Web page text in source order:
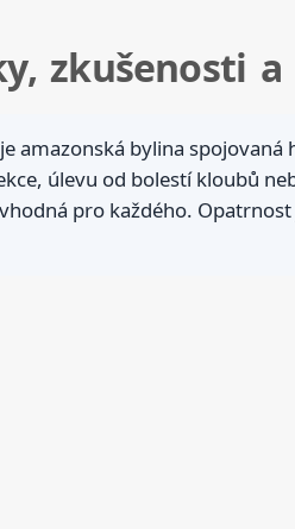
zkušenosti
amazonská bylina
úlevu od bolestí kloubů
pro každého.